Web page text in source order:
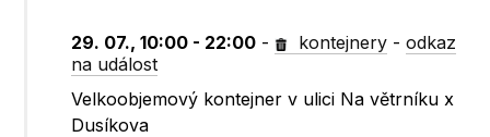
29. 07., 10:00 - 22:00 - kontejnery -odkaz
na událost
Velkoobjemový kontejner v ulici Na větrníku x
Dusíkova